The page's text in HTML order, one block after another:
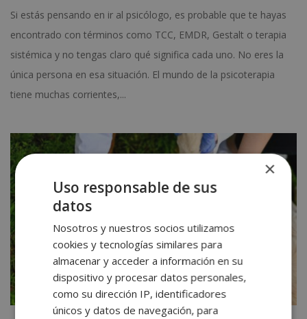
Si estás pensando en ir al psicólogo, es probable que te hayas
encontrado con términos como TCC, EMDR, Gestalt o terapia
sistémica y no tengas claro qué significa cada uno. No eres la
única persona en esa situación. El mundo de la psicoterapia
tiene muchas corrientes,...
×
Uso responsable de sus
datos
Nosotros y nuestros socios utilizamos
cookies y tecnologías similares para
almacenar y acceder a información en su
dispositivo y procesar datos personales,
como su dirección IP, identificadores
únicos y datos de navegación, para